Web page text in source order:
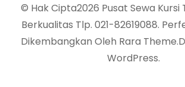
© Hak Cipta2026 Pusat Sewa
Berkualitas Tlp. 021-82619088.
Dikembangkan Oleh Rara Theme
WordPress.